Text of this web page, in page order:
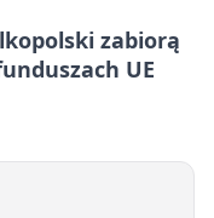
zabiorą
UE